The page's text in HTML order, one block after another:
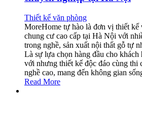
Thiết kế văn phòng
MoreHome tự hào là đơn vị thiết kế
chung cư cao cấp tại Hà Nội với
trong nghề, sản xuất nội thất gỗ tự
Là sự lựa chọn hàng đầu cho khách
với nhưng thiết kế độc đáo cùng thi
nghề cao, mang đến không gian
Read More